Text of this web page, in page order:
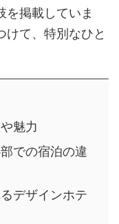
を掲載していま
けて、特別なひと
魅力
での宿泊の違
デザインホテ